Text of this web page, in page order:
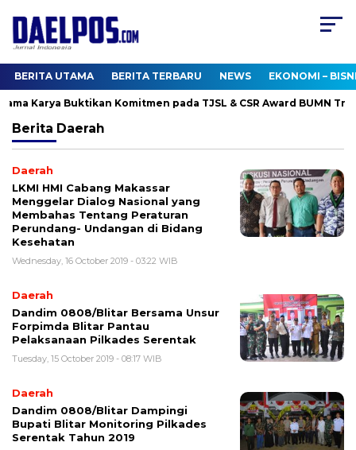
BERITA UTAMA BERITA TERBARU NEWS EKONOMI –
Karya Buktikan Komitmen pada TJSL & CSR Award BUMN
Berita Daerah
Daerah
LKMI HMI Cabang Makassar
Menggelar Dialog Nasional yang
Membahas Tentang Peraturan
Perundang- Undangan di Bidang
Kesehatan
Wednesday, 16 October 2019 - 03:22 WIB
Daerah
Dandim 0808/Blitar Bersama Unsur
Forpimda Blitar Pantau
Pelaksanaan Pilkades Serentak
Tuesday, 15 October 2019 - 08:17 WIB
Daerah
Dandim 0808/Blitar Dampingi
Bupati Blitar Monitoring Pilkades
Serentak Tahun 2019